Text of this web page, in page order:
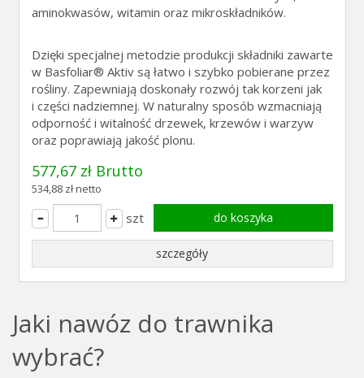
aminokwasów, witamin oraz mikroskładników.
Dzięki specjalnej metodzie produkcji składniki zawarte
w Basfoliar® Aktiv są łatwo i szybko pobierane przez
rośliny. Zapewniają doskonały rozwój tak korzeni jak
i części nadziemnej. W naturalny sposób wzmacniają
odporność i witalność drzewek, krzewów i warzyw
oraz poprawiają jakość plonu.
577,67 zł Brutto
534,88 zł netto
szt do koszyka
szczegóły
Jaki nawóz do trawnika
wybrać?